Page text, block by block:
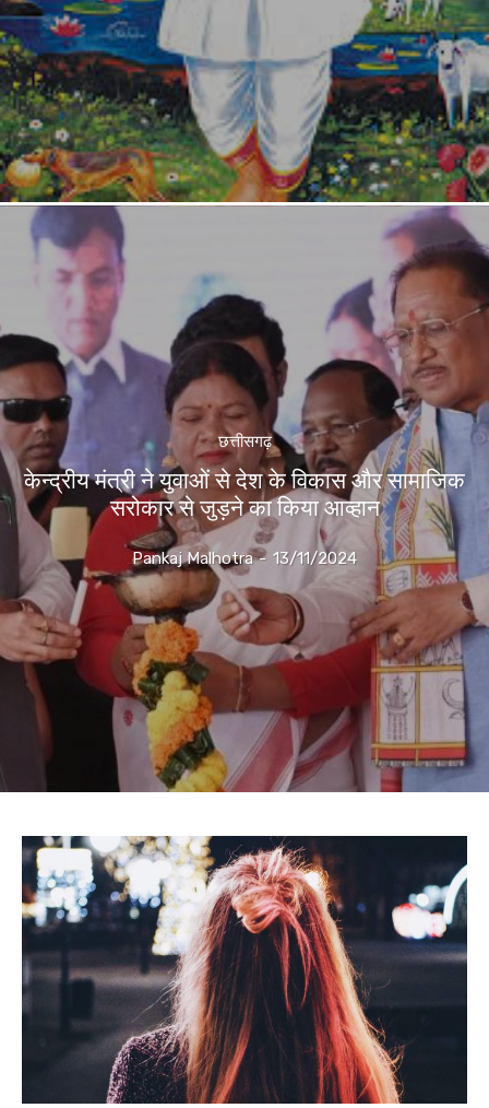
छत्तीसगढ़
केन्द्रीय मंत्री ने युवाओं से देश के विकास और सामाजिक
सरोकार से जुड़ने का किया आव्हान
Pankaj Malhotra - 13/11/2024